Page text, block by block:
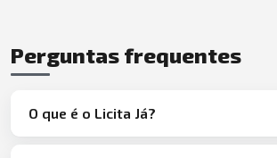
Perguntas frequentes
O que é o Licita Já?